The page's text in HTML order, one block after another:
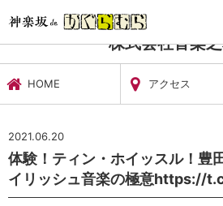
文化施設・ギャラリー
株式会社音楽
HOME アクセス
2021.06.20
体験！ティン・ホイッスル！豊
イリッシュ音楽の極意https://